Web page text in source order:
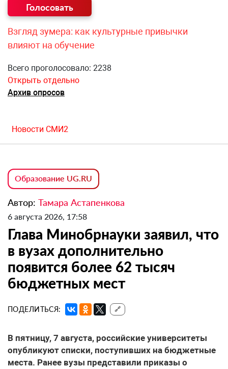
Взгляд зумера: как культурные привычки
влияют на обучение
Всего проголосовало: 2238
Открыть отдельно
Архив опросов
Новости СМИ2
Образование UG.RU
Автор: Тамара Астапенкова
6 августа 2026, 17:58
Глава Минобрнауки заявил, что
в вузах дополнительно
появится более 62 тысяч
бюджетных мест
ПОДЕЛИТЬСЯ: 🔗
В пятницу, 7 августа, российские университеты
опубликуют списки, поступивших на бюджетные
места. Ранее вузы представили приказы о